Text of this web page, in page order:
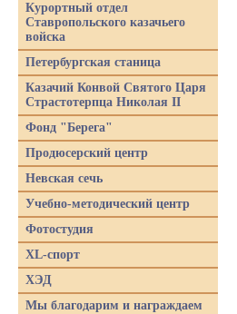
Курортный отдел
Ставропольского казачьего
войска
Петербургская станица
Казачий Конвой Святого Царя
Страстотерпца Николая II
Фонд "Берега"
Продюсерский центр
Невская сечь
Учебно-методический центр
Фотостудия
XL-спорт
ХЭД
Мы благодарим и награждаем